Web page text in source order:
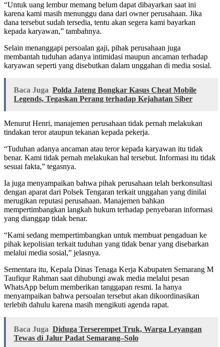
“Untuk uang lembur memang belum dapat dibayarkan saat ini
karena kami masih menunggu dana dari owner perusahaan. Jika
dana tersebut sudah tersedia, tentu akan segera kami bayarkan
kepada karyawan,” tambahnya.
Selain menanggapi persoalan gaji, pihak perusahaan juga
membantah tuduhan adanya intimidasi maupun ancaman terhadap
karyawan seperti yang disebutkan dalam unggahan di media sosial.
Baca Juga Polda Jateng Bongkar Kasus Cheat Mobile
Legends, Tegaskan Perang terhadap Kejahatan Siber
Menurut Henri, manajemen perusahaan tidak pernah melakukan
tindakan teror ataupun tekanan kepada pekerja.
“Tuduhan adanya ancaman atau teror kepada karyawan itu tidak
benar. Kami tidak pernah melakukan hal tersebut. Informasi itu tidak
sesuai fakta,” tegasnya.
Ia juga menyampaikan bahwa pihak perusahaan telah berkonsultasi
dengan aparat dari Polsek Tengaran terkait unggahan yang dinilai
merugikan reputasi perusahaan. Manajemen bahkan
mempertimbangkan langkah hukum terhadap penyebaran informasi
yang dianggap tidak benar.
“Kami sedang mempertimbangkan untuk membuat pengaduan ke
pihak kepolisian terkait tuduhan yang tidak benar yang disebarkan
melalui media sosial,” jelasnya.
Sementara itu, Kepala Dinas Tenaga Kerja Kabupaten Semarang M
Taufiqur Rahman saat dihubungi awak media melalui pesan
WhatsApp belum memberikan tanggapan resmi. Ia hanya
menyampaikan bahwa persoalan tersebut akan dikoordinasikan
terlebih dahulu karena masih mengikuti agenda rapat.
Baca Juga Diduga Terserempet Truk, Warga Leyangan
Tewas di Jalur Padat Semarang–Solo